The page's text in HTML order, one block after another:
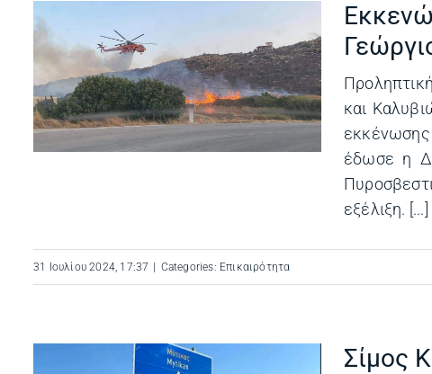
και
εκκένωσης
έδωσε η
εξέλιξη. [...]
31 Ιουλίου 2024, 17:37 Categories: Επικαιρότητα
Σίμος